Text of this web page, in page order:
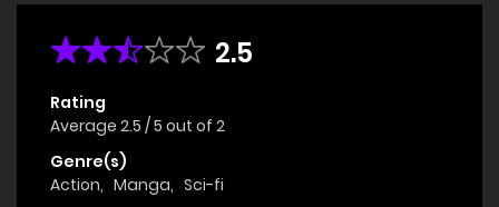
2.5
Rating
Average 2.5 /5 out of 2
Genre(s)
Action, Manga, Sci-fi